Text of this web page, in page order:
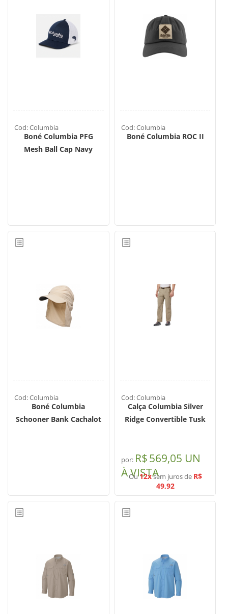
Cod: Columbia
Boné Columbia PFG
Mesh Ball Cap Navy
Cod: Columbia
Boné Columbia ROC II
Cod: Columbia
Boné Columbia
Schooner Bank Cachalot
Cod: Columbia
Calça Columbia Silver
Ridge Convertible Tusk
por: R$569,05 UN
À VISTA
Ou 12xsem juros de R$
49,92